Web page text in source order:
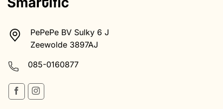
PePePe BV Sulky 6 J
Zeewolde 3897AJ
085-0160877